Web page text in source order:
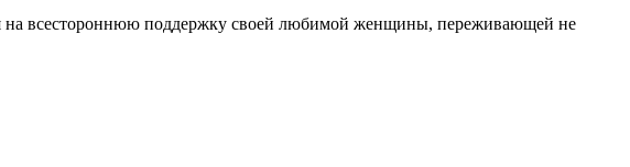
на всестороннюю поддержку своей любимой женщины, переживающей не